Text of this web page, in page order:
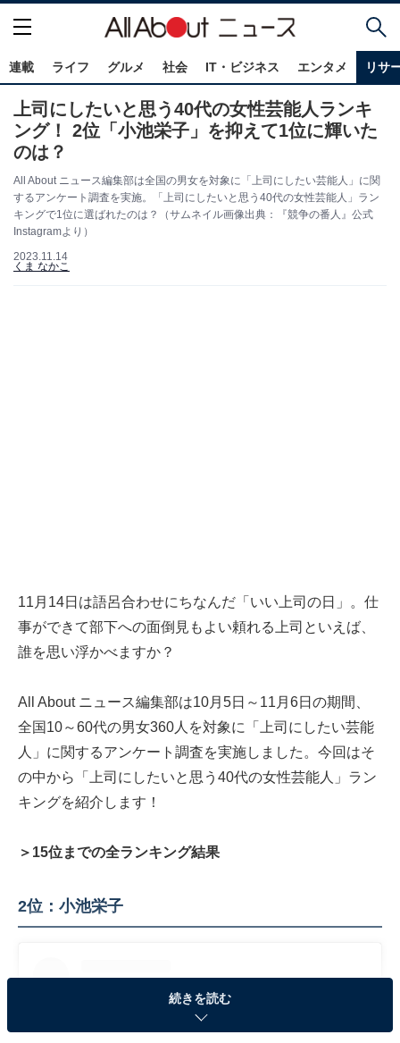
連載 ライフ グルメ 社会 IT・ビジネス エンタメ リサ
上司にしたいと思う40代の女性芸能人ランキ
ング！ 2位「小池栄子」を抑えて1位に輝いた
のは？
All About ニュース編集部は全国の男女を対象に「上司にしたい芸能人」に関
するアンケート調査を実施。「上司にしたいと思う40代の女性芸能人」ラン
キングで1位に選ばれたのは？（サムネイル画像出典：『競争の番人』公式
Instagramより）
2023.11.14
くま なかこ
11月14日は語呂合わせにちなんだ「いい上司の日」。仕
事ができて部下への面倒見もよい頼れる上司といえば、
誰を思い浮かべますか？
All About ニュース編集部は10月5日～11月6日の期間、
全国10～60代の男女360人を対象に「上司にしたい芸能
人」に関するアンケート調査を実施しました。今回はそ
の中から「上司にしたいと思う40代の女性芸能人」ラン
キングを紹介します！
＞15位までの全ランキング結果
2位：小池栄子
続きを読む